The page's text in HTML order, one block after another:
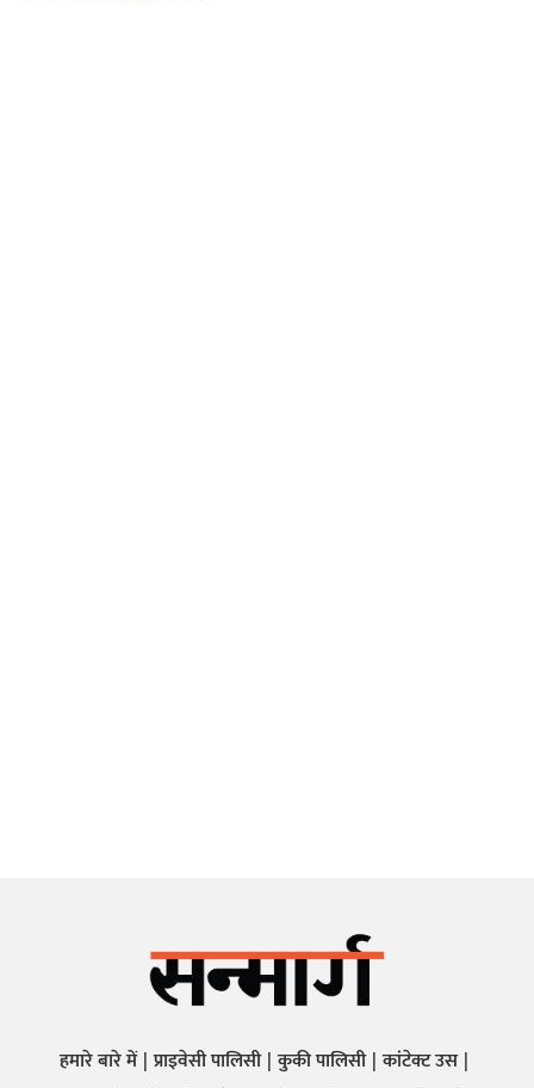
हमारे बारे में प्राइवेसी पालिसी कुकी पालिसी कांटेक्ट उस